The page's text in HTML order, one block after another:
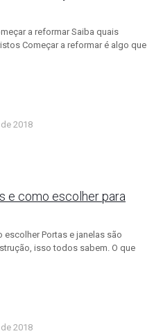
a reformar Saiba quais
Começar a reformar é algo que
2018
e como escolher para
Portas e janelas são
isso todos sabem. O que
2018